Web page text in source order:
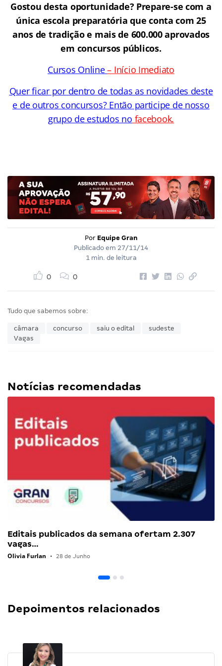
Gostou desta oportunidade? Prepare-se com a
única escola preparatória que conta com 25
anos de tradição e mais de 600.000 aprovados
em concursos públicos.
Cursos Online– Início Imediato
Quer ficar por dentro de todas as novidades deste
e de outros concursos? Então participe de nosso
grupo de estudos no facebook.
Por Equipe Gran
Publicado em 27/11/14
1 min. de leitura
0 0
Tudo que sabemos sobre:
câmara concurso saiu o edital
sudeste
Vagas
Notícias recomendadas
Editais publicados da semana ofertam 2.307
vagas…
Olivia Furlan • 28 de Junho
Depoimentos relacionados